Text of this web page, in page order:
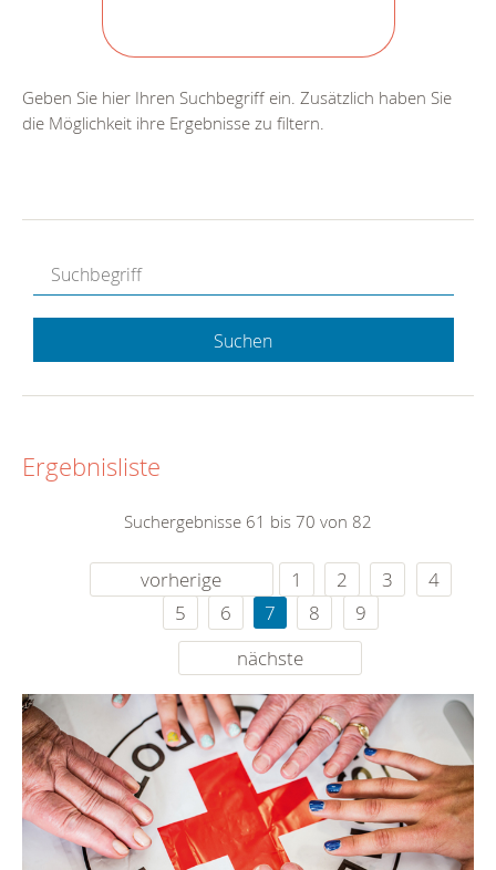
Geben Sie hier Ihren Suchbegriff ein. Zusätzlich haben Sie
die Möglichkeit ihre Ergebnisse zu filtern.
Suchen
Ergebnisliste
Suchergebnisse 61 bis 70 von 82
vorherige 1 2 3
4
5
6 7 8
9
nächste